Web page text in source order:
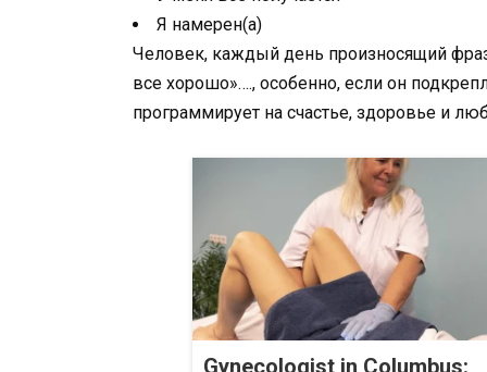
Я намерен(а)
Человек, каждый день произносящий
все хорошо»…., особенно, если он
программирует на счастье, здоровье и